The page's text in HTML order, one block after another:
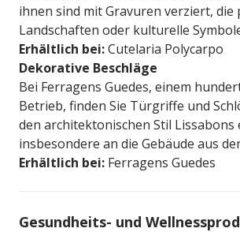
ihnen sind mit Gravuren verziert, die
Landschaften oder kulturelle
Erhältlich bei:Cutelaria Polycarpo
Dekorative Beschläge
Bei Ferragens Guedes, einem
Betrieb, finden Sie Türgriffe und
den architektonischen Stil Lissabons
insbesondere an die Gebäude aus
Erhältlich bei: Ferragens Guedes
Gesundheits- und